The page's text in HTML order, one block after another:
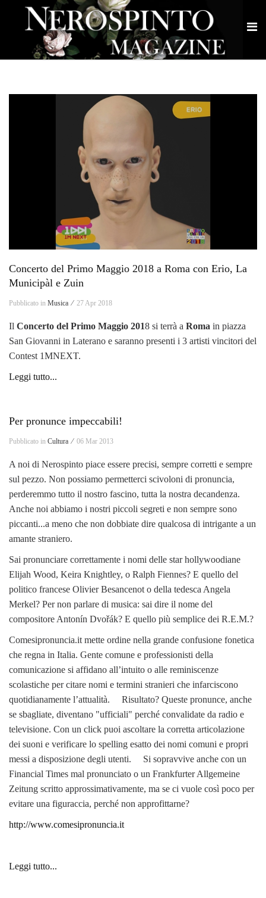
Concerto del Primo Maggio 2018 a Roma con Erio, La
Municipàl e Zuin
Pubblicato in Musica ⁄ 27 Apr 2018
Il Concerto del Primo Maggio 2018 si terrà a Roma in piazza
San Giovanni in Laterano e saranno presenti i 3 artisti vincitori del
Contest 1MNEXT.
Leggi tutto...
Per pronunce impeccabili!
Pubblicato in Cultura ⁄ 06 Mar 2013
A noi di Nerospinto piace essere precisi, sempre corretti e sempre
sul pezzo. Non possiamo permetterci scivoloni di pronuncia,
perderemmo tutto il nostro fascino, tutta la nostra decandenza.
Anche noi abbiamo i nostri piccoli segreti e non sempre sono
piccanti...a meno che non dobbiate dire qualcosa di intrigante a un
amante straniero.
Sai pronunciare correttamente i nomi delle star hollywoodiane
Elijah Wood, Keira Knightley, o Ralph Fiennes? E quello del
politico francese Olivier Besancenot o della tedesca Angela
Merkel? Per non parlare di musica: sai dire il nome del
compositore Antonín Dvořák? E quello più semplice dei R.E.M.?
Comesipronuncia.it mette ordine nella grande confusione fonetica
che regna in Italia. Gente comune e professionisti della
comunicazione si affidano all’intuito o alle reminiscenze
scolastiche per citare nomi e termini stranieri che infarciscono
quotidianamente l’attualità. Risultato? Queste pronunce, anche
se sbagliate, diventano "ufficiali" perché convalidate da radio e
televisione. Con un click puoi ascoltare la corretta articolazione
dei suoni e verificare lo spelling esatto dei nomi comuni e propri
messi a disposizione degli utenti. Si sopravvive anche con un
Financial Times mal pronunciato o un Frankfurter Allgemeine
Zeitung scritto approssimativamente, ma se ci vuole così poco per
evitare una figuraccia, perché non approfittarne?
http://www.comesipronuncia.it
Leggi tutto...